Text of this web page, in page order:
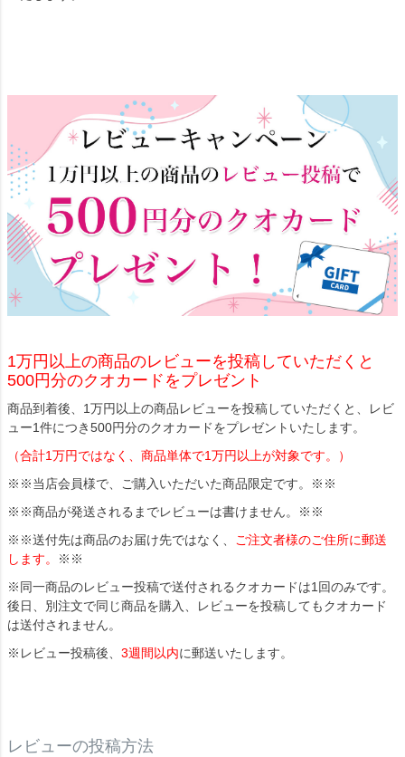
1万円以上の商品のレビューを投稿していただくと
500円分のクオカードをプレゼント
商品到着後、1万円以上の商品レビューを投稿していただくと、レビ
ュー1件につき500円分のクオカードをプレゼントいたします。
（合計1万円ではなく、商品単体で1万円以上が対象です。）
※※当店会員様で、ご購入いただいた商品限定です。※※
※※商品が発送されるまでレビューは書けません。※※
※※送付先は商品のお届け先ではなく、 ご注文者様のご住所に郵送
します。
※※
※同一商品のレビュー投稿で送付されるクオカードは1回のみです。
後日、別注文で同じ商品を購入、レビューを投稿してもクオカード
は送付されません。
※レビュー投稿後、 3週間以内に郵送いたします。
レビューの投稿方法